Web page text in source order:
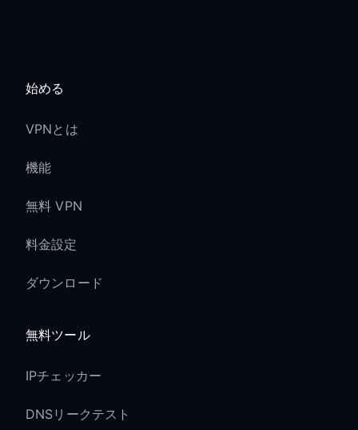
始める
VPNとは
機能
無料 VPN
料金設定
ダウンロード
無料ツール
IPチェッカー
DNSリークテスト